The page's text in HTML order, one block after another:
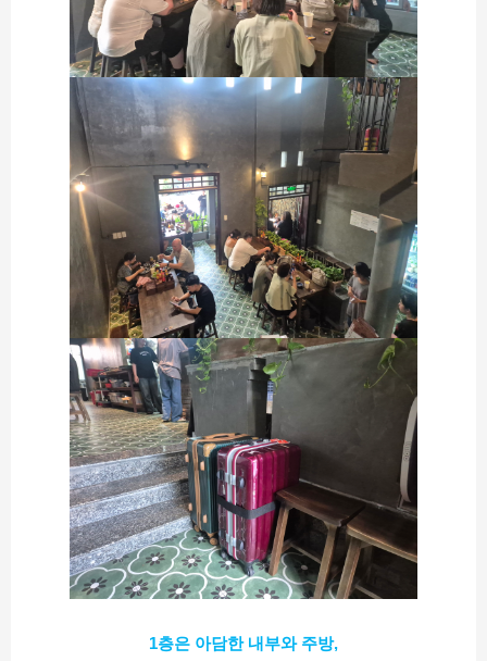
1층은 아담한 내부와 주방,